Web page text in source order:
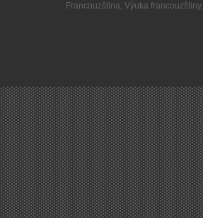
Francouzština,Výuka francouzštiny,